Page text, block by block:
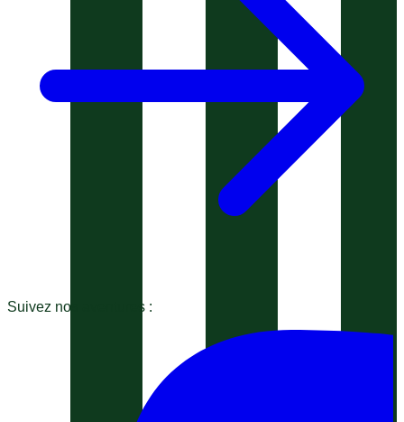
Suivez nos aventures :